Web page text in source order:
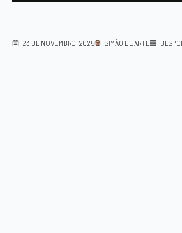
23 DE NOVEMBRO, 2025 SIMÃO DUARTE